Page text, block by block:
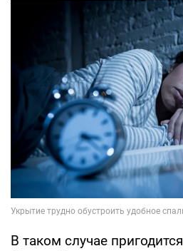
В таком случае пригодится